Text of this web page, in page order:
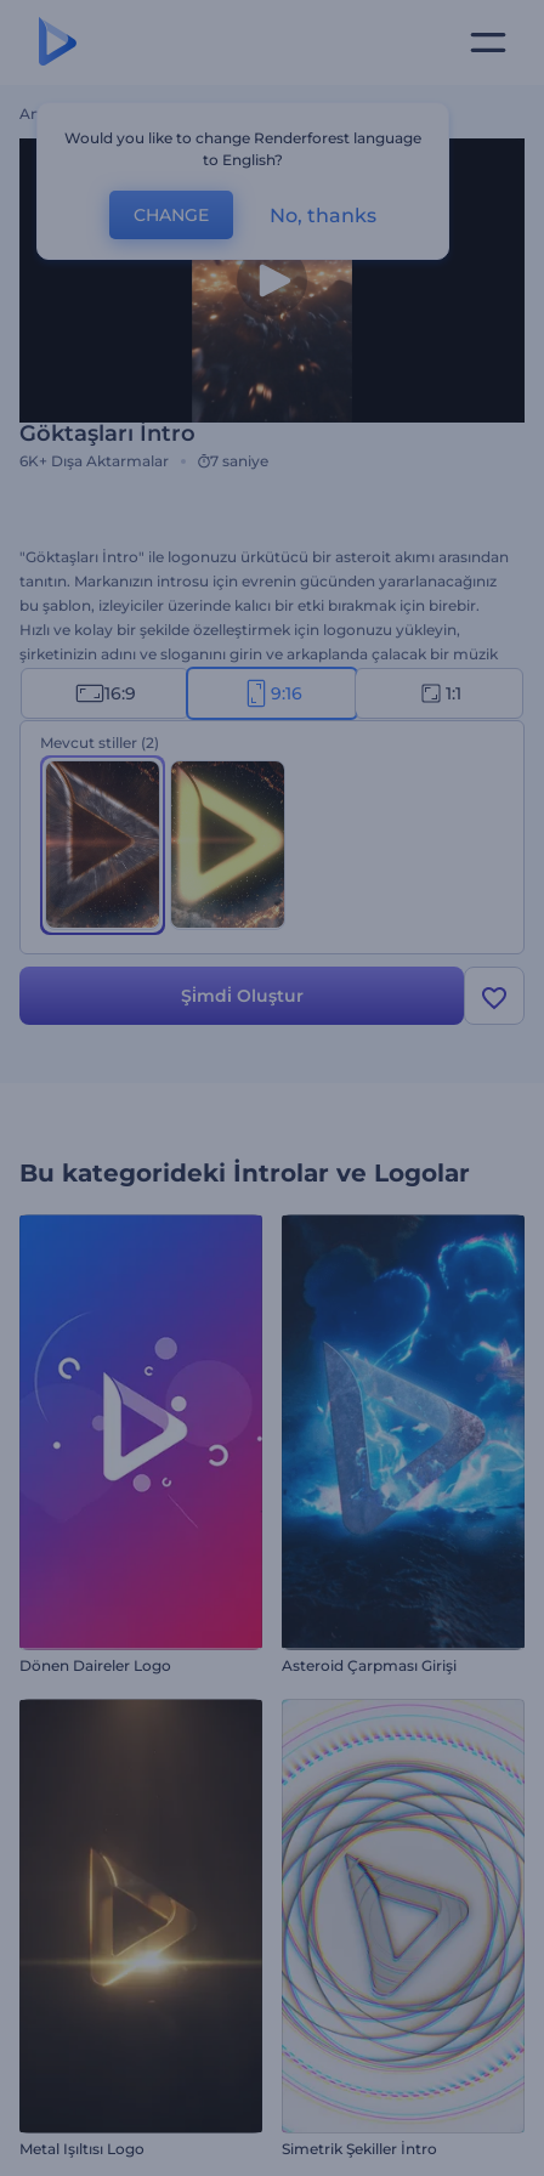
Ana Sayfa
Göktaşları İntro
6K+ Dışa Aktarmalar 7 saniye
"Göktaşları İntro" ile logonuzu ürkütücü bir asteroit akımı arasından
tanıtın. Markanızın introsu için evrenin gücünden yararlanacağınız
bu şablon, izleyiciler üzerinde kalıcı bir etki bırakmak için birebir.
Hızlı ve kolay bir şekilde özelleştirmek için logonuzu yükleyin,
şirketinizin adını ve sloganını girin ve arkaplanda çalacak bir müzik
parçası seçin. Bilim kurgu videoları, teknoloji introları, epik
sunumlar uzay temalı diğer projeler için ideal. Hemen şimdi
deneyin!
16:9 9:16 1:1
Mevcut stiller (2)
Şi̇mdi̇ Oluştur
Bu kategorideki İntrolar ve Logolar
Dönen Daireler Logo Asteroid Çarpması Girişi
Metal Işıltısı Logo Simetrik Şekiller İntro
Would you like to change Renderforest language
to English?
CHANGE No, thanks